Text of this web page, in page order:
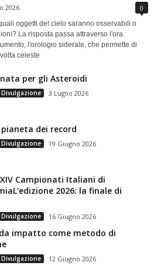
2026 0
oggetti del cielo saranno osservabili o
La risposta passa attraverso l'ora
l'orologio siderale, che permette di
celeste
per gli Asteroidi
3 Luglio 2026
dei record
19 Giugno 2026
Campionati Italiani di
2026: la finale di
16 Giugno 2026
impatto come metodo di
12 Giugno 2026